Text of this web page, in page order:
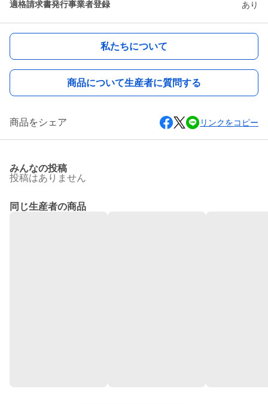
適格請求書発行事業者登録 あり
私たちについて
商品について生産者に質問する
商品をシェア リンクをコピー
みんなの投稿
投稿はありません
同じ生産者の商品